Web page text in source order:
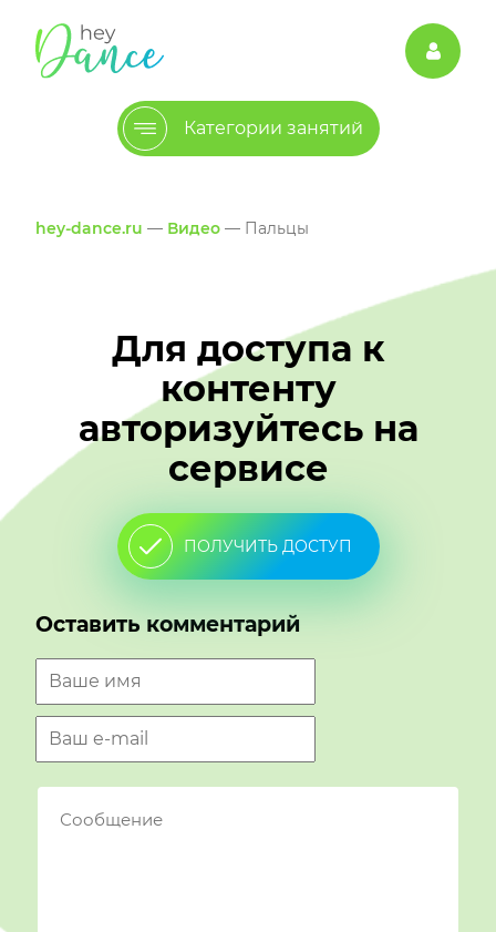
Категории занятий
hey-dance.ru — Видео — Пальцы
Для доступа к
контенту
авторизуйтесь на
сервисе
ПОЛУЧИТЬ ДОСТУП
Оставить комментарий